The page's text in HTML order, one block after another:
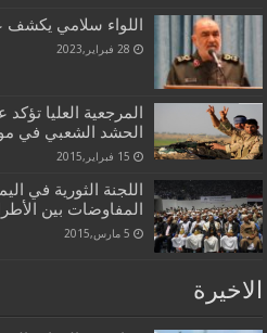
اللواء سلامي يكشف
28 فبراير,2023
المرجعية العليا
الحشد الشعبي في
15 فبراير,2015
اللجنة الثورية في
المفاوضات بين
5 مارس,2015
الاخيرة